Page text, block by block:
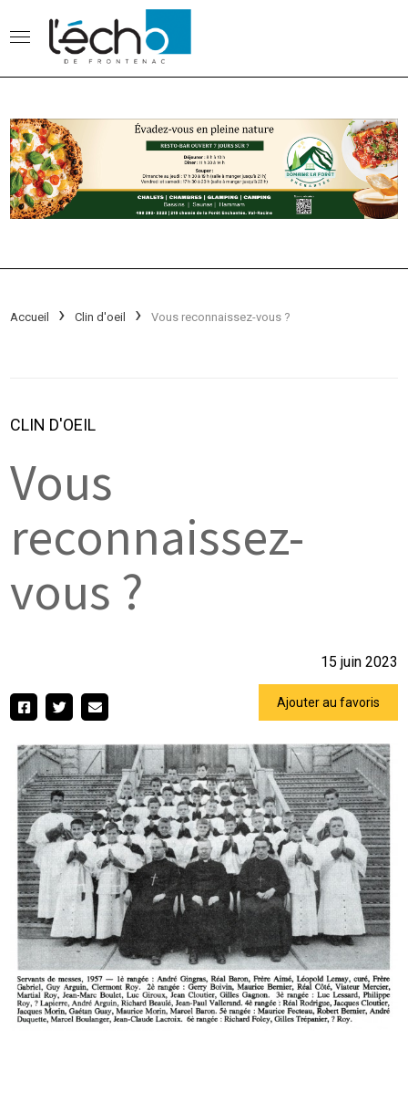
Accueil Clin d'oeil Vous reconnaissez-vous ?
CLIN D'OEIL
Vous
reconnaissez-
vous ?
15 juin 2023
Ajouter au favoris